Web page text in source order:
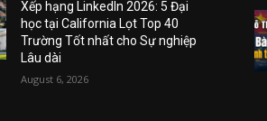
Xếp hạng LinkedIn 2026: 5 Đại
học tại California Lọt Top 40
Trường Tốt nhất cho Sự nghiệp
Lâu dài
August 6, 2026